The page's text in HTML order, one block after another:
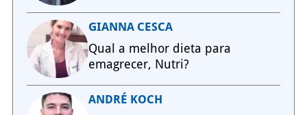
GIANNA CESCA
Qual a melhor dieta para
emagrecer, Nutri?
ANDRÉ KOCH